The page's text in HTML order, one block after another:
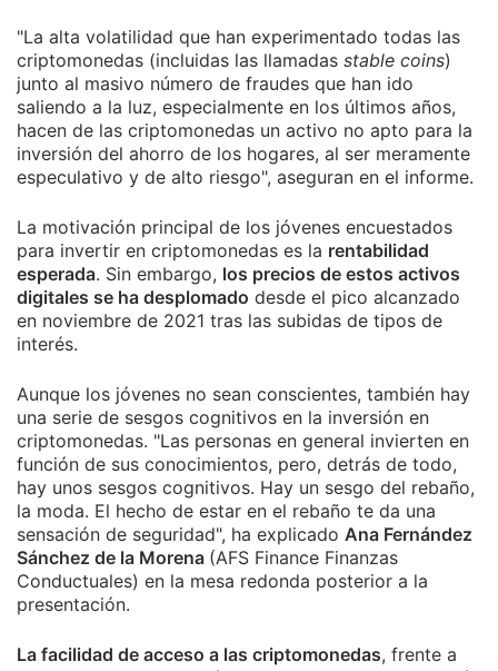
"La alta volatilidad que han experimentado todas las
criptomonedas (incluidas las llamadas stable coins)
junto al masivo número de fraudes que han ido
saliendo a la luz, especialmente en los últimos años,
hacen de las criptomonedas un activo no apto para la
inversión del ahorro de los hogares, al ser meramente
especulativo y de alto riesgo", aseguran en el informe.
La motivación principal de los jóvenes encuestados
para invertir en criptomonedas es la rentabilidad
esperada. Sin embargo, los precios de estos activos
digitales se ha desplomado desde el pico alcanzado
en noviembre de 2021 tras las subidas de tipos de
interés.
Aunque los jóvenes no sean conscientes, también hay
una serie de sesgos cognitivos en la inversión en
criptomonedas. "Las personas en general invierten en
función de sus conocimientos, pero, detrás de todo,
hay unos sesgos cognitivos. Hay un sesgo del rebaño,
la moda. El hecho de estar en el rebaño te da una
sensación de seguridad", ha explicado Ana Fernández
Sánchez de la Morena (AFS Finance Finanzas
Conductuales) en la mesa redonda posterior a la
presentación.
La facilidad de acceso a las criptomonedas, frente a